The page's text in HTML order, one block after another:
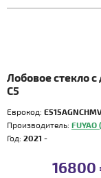
Лобовое стекло
C5
Еврокод:
Производитель: FUYAO
Год: 2021 -
16800